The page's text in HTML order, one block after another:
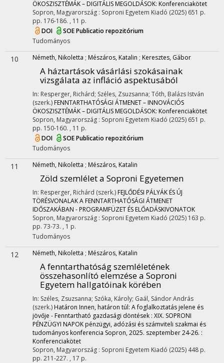
ÖKOSZISZTÉMÁK – DIGITÁLIS MEGOLDÁSOK: Konferenciakötet
Sopron, Magyarország : Soproni Egyetem Kiadó (2025) 651 p.
pp. 176-186. , 11 p.
DOI
SOE Publicatio repozitórium
Tudományos
10 Németh, Nikoletta ; Mészáros, Katalin ; Keresztes, Gábor
A háztartások vásárlási szokásainak
vizsgálata az infláció aspektusából
In: Resperger, Richárd; Széles, Zsuzsanna; Tóth, Balázs István
(szerk.) FENNTARTHATÓSÁGI ÁTMENET – INNOVÁCIÓS
ÖKOSZISZTÉMÁK – DIGITÁLIS MEGOLDÁSOK: Konferenciakötet
Sopron, Magyarország : Soproni Egyetem Kiadó (2025) 651 p.
pp. 150-160. , 11 p.
DOI
SOE Publicatio repozitórium
Tudományos
11 Németh, Nikoletta ; Mészáros, Katalin
Zöld szemlélet a Soproni Egyetemen
In: Resperger, Richárd (szerk.) FEJLŐDÉSI PÁLYÁK ÉS ÚJ
TÖRÉSVONALAK A FENNTARTHATÓSÁGI ÁTMENET
IDŐSZAKÁBAN - PROGRAMFÜZET ÉS ELŐADÁSKIVONATOK
Sopron, Magyarország : Soproni Egyetem Kiadó (2025) 163 p.
pp. 73-73. , 1 p.
Tudományos
12 Németh, Nikoletta ; Mészáros, Katalin
A fenntarthatóság szemléletének
összehasonlító elemzése a Soproni
Egyetem hallgatóinak körében
In: Széles, Zsuzsanna; Szóka, Károly; Gaál, Sándor András
(szerk.) Határon Innen, határon túl: A foglalkoztatás jelene és
jövője - Fenntartható gazdasági döntések : XIX. SOPRONI
PÉNZÜGYI NAPOK pénzügyi, adózási és számviteli szakmai és
tudományos konferencia Sopron, 2025. szeptember 24-26. :
Konferenciakötet
Sopron, Magyarország : Soproni Egyetem Kiadó (2025) 448 p.
pp. 211-227. , 17 p.